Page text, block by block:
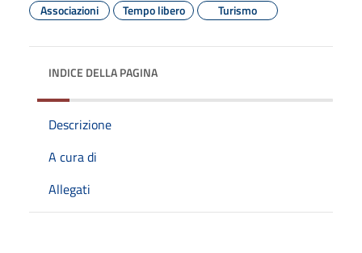
Associazioni
Tempo libero Turismo
INDICE DELLA PAGINA
Descrizione
A cura di
Allegati